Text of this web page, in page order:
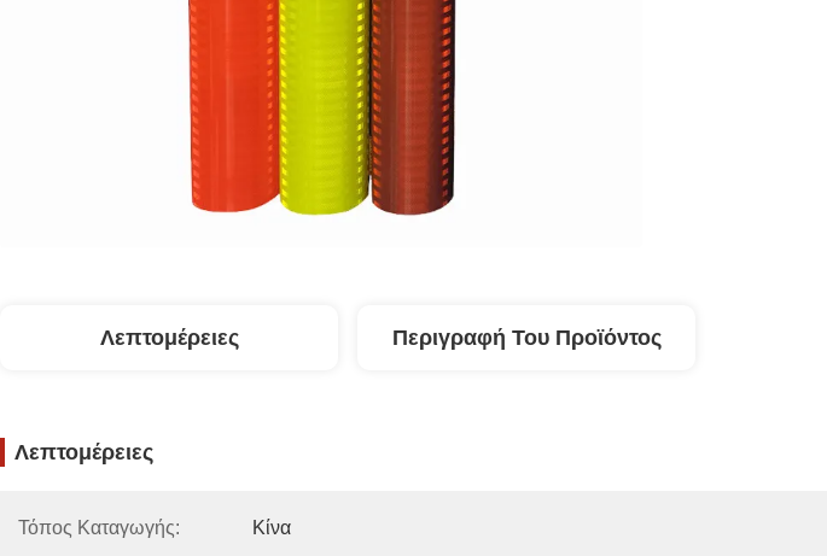
Λεπτομέρειες Περιγραφή Του Προϊόντος
Λεπτομέρειες
Τόπος Καταγωγής: Κίνα